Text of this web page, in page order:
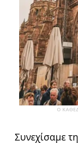
Ο
Συνεχίσαμε